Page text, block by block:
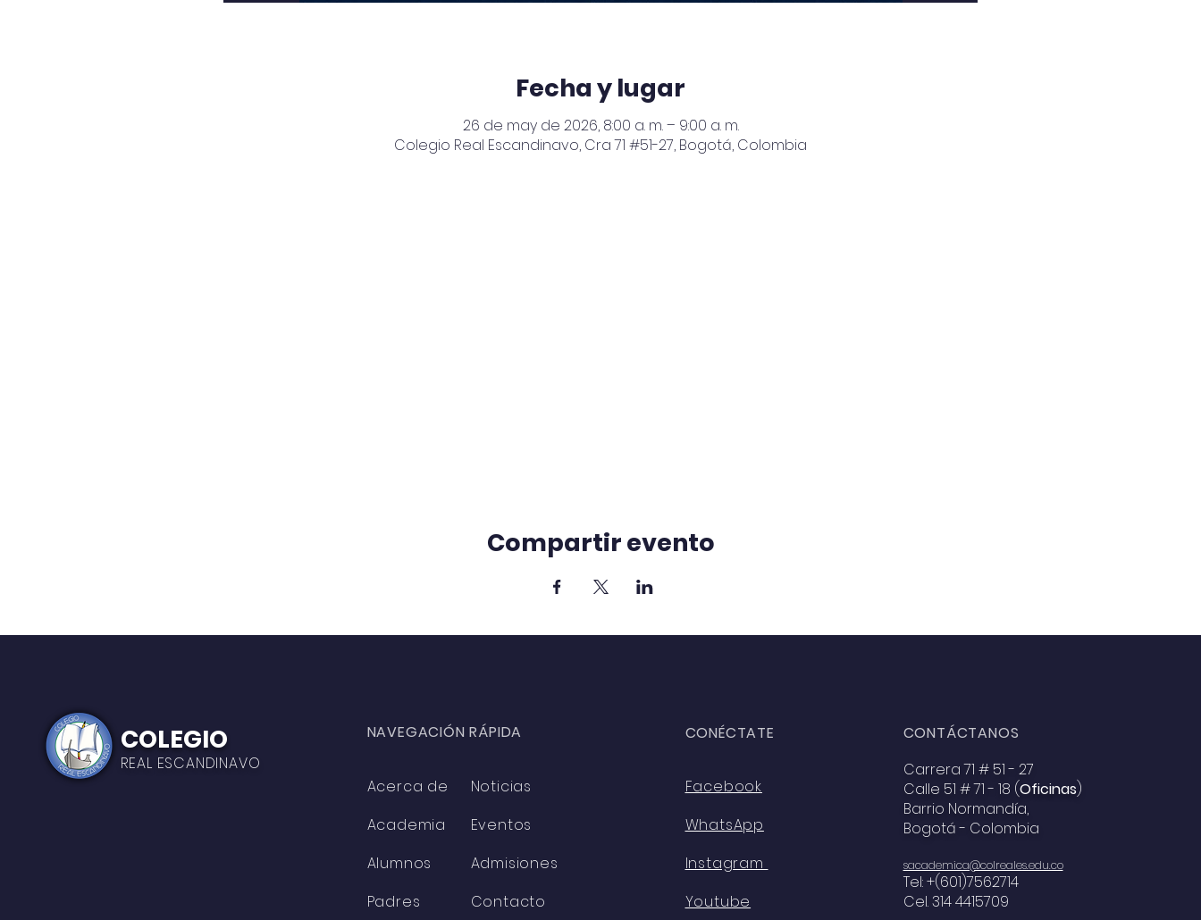
Fecha y lugar
26 de may de 2026, 8:00 a. m. – 9:00 a. m.
Colegio Real Escandinavo, Cra 71 #51-27, Bogotá, Colombia
Compartir evento
COLEGIO
REAL ESCANDINAVO
NAVEGACIÓN RÁPIDA
Acerca de
Academia
Alumnos
Padres
Noticias
Eventos
Admisiones
Contacto
CONÉCTATE
Facebook
WhatsApp
Instagram
Youtube
CONTÁCTANOS
Carrera 71 # 51 - 27
Calle 51 # 71 - 18 (Oficinas)
Barrio Normandía,
Bogotá - Colombia
sacademica@colreales.edu.co
Tel: +(601)7562714
Cel. 314 4415709